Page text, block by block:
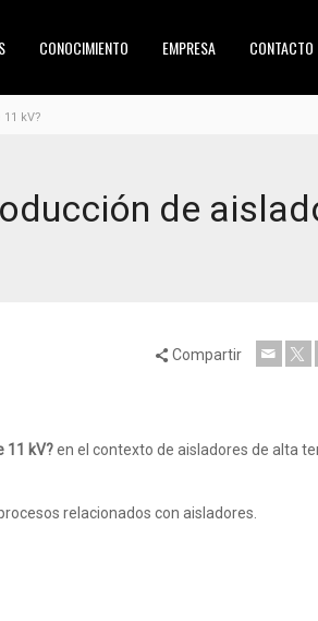
CONOCIMIENTO EMPRESA CONTACTO
kV?
de
Compartir
11 kV?en el contexto de aisladores de alta
relacionados con aisladores.